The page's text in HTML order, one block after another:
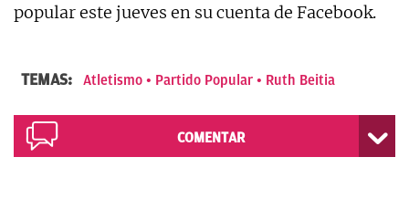
popular este jueves en su cuenta de Facebook.
TEMAS: Atletismo Partido Popular Ruth Beitia
COMENTAR